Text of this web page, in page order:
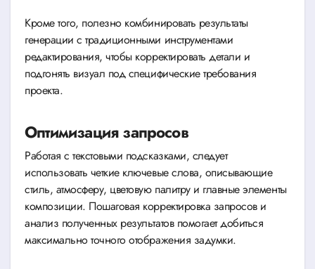
Кроме того, полезно комбинировать результаты
генерации с традиционными инструментами
редактирования, чтобы корректировать детали и
подгонять визуал под специфические требования
проекта.
Оптимизация запросов
Работая с текстовыми подсказками, следует
использовать четкие ключевые слова, описывающие
стиль, атмосферу, цветовую палитру и главные элементы
композиции. Пошаговая корректировка запросов и
анализ полученных результатов помогает добиться
максимально точного отображения задумки.